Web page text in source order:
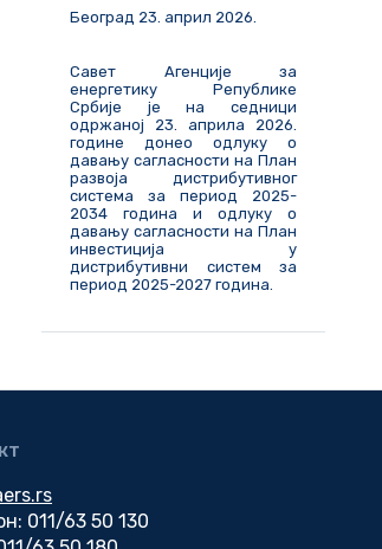
Београд 23. април 2026.
Савет Агенције за
енергетику Републике
Србије је на седници
одржаној 23. априла 2026.
године донео одлуку о
давању сагласности на План
развоја дистрибутивног
система за период 2025-
2034 година и одлуку о
давању сагласности на План
инвестиција у
дистрибутивни систем за
период 2025-2027 година.
011/63 50 130